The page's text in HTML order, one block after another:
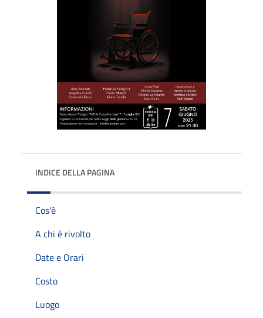
INDICE DELLA PAGINA
Cos'è
A chi è rivolto
Date e Orari
Costo
Luogo